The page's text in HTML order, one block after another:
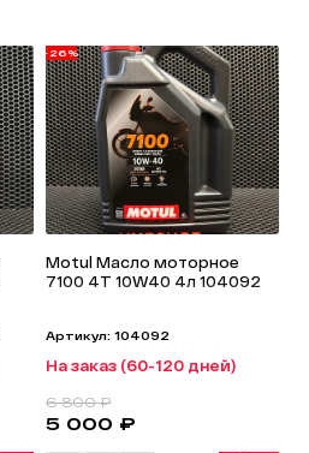
-26%
Motul Масло моторное
7100 4T 10W40 4л 104092
Артикул: 104092
На заказ (60-120 дней)
5 000 ₽
6 800 ₽